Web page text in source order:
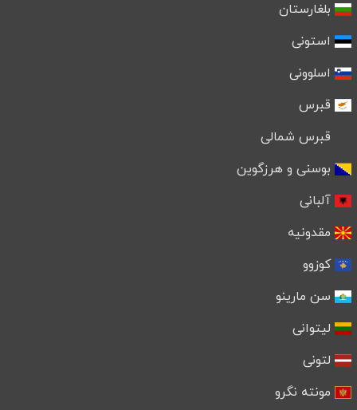
بلغارستان
استونی
اسلوونی
قبرس
قبرس شمالی
بوسنی و هرزگوین
آلبانی
مقدونیه
کوزوو
سن مارینو
لیتوانی
لتونی
مونته نگرو